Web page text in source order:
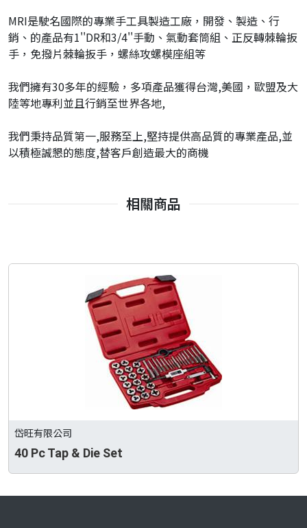
MRI是駛名國際的專業手工具製造工廠，開發、製造、行
銷、的產品有1''DR和3/4''手動、氣動套筒組、正反轉棘輪扳
手，免撥片棘輪扳手，螺絲攻螺模座組等
我們擁有30多年的經驗，多項產品獲得台灣,美國，歐盟及大
陸等地專利並且行銷至世界各地,
我們秉持品質第一,服務至上,堅持提供高品質的專業產品,並
以積極誠懇的態度,替客戶創造最大的商機
相關商品
岱旺有限公司
40 Pc Tap & Die Set